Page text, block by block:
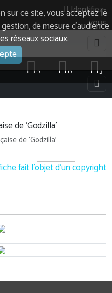
sur ce site, vous acceptez le
de mesure d’audience
réseaux sociaux.
Identifiez-
vous
3
0
0
de 'Godzilla'
fait l'objet d'un copyright